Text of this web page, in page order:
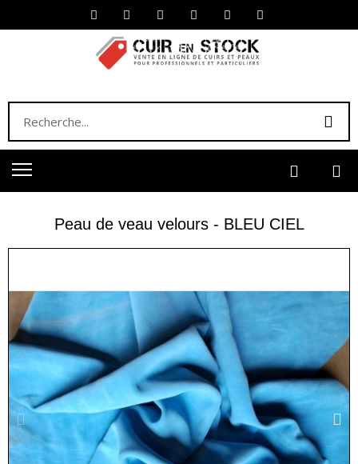
Peau de veau velours - BLEU CIEL